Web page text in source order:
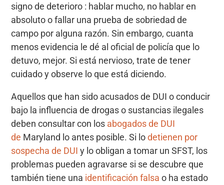
signo de deterioro : hablar mucho, no hablar en
absoluto o fallar una prueba de sobriedad de
campo por alguna razón. Sin embargo, cuanta
menos evidencia le dé al oficial de policía que lo
detuvo, mejor. Si está nervioso, trate de tener
cuidado y observe lo que está diciendo.
Aquellos que han sido acusados ​​de DUI o conducir
bajo la influencia de drogas o sustancias ilegales
deben consultar con los abogados de DUI
de Maryland lo antes posible. Si lodetienen por
sospecha de DUI y lo obligan a tomar un SFST, los
problemas pueden agravarse si se descubre que
también tiene una identificación falsa o ha estado